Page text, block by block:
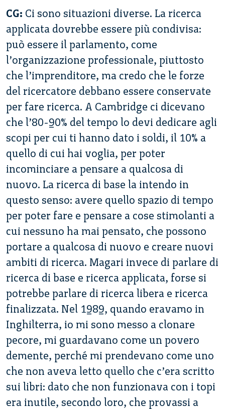
CG: Ci sono situazioni diverse. La ricerca
applicata dovrebbe essere più condivisa:
può essere il parlamento, come
l’organizzazione professionale, piuttosto
che l’imprenditore, ma credo che le forze
del ricercatore debbano essere conservate
per fare ricerca. A Cambridge ci dicevano
che l’80-90% del tempo lo devi dedicare agli
scopi per cui ti hanno dato i soldi, il 10% a
quello di cui hai voglia, per poter
incominciare a pensare a qualcosa di
nuovo. La ricerca di base la intendo in
questo senso: avere quello spazio di tempo
per poter fare e pensare a cose stimolanti a
cui nessuno ha mai pensato, che possono
portare a qualcosa di nuovo e creare nuovi
ambiti di ricerca. Magari invece di parlare di
ricerca di base e ricerca applicata, forse si
potrebbe parlare di ricerca libera e ricerca
finalizzata. Nel 1989, quando eravamo in
Inghilterra, io mi sono messo a clonare
pecore, mi guardavano come un povero
demente, perché mi prendevano come uno
che non aveva letto quello che c’era scritto
sui libri: dato che non funzionava con i topi
era inutile, secondo loro, che provassi a